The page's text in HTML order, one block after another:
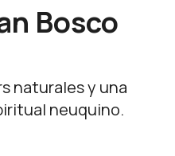
Bosco
naturales y una
neuquino.